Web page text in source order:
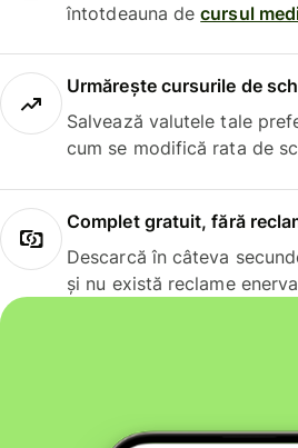
întotdeauna decursul
Urmărește cursurile de
Salvează valutele tale
cum se modifică rata de
Complet gratuit, fără
Descarcă în câteva
și nu există reclame